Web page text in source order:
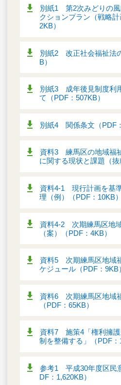
別紙1 第2次みどりの
クションプラン（戦略
2KB）
別紙2 改正社会福祉法
B）
別紙3 成年後見制度利
て（PDF：507KB）
別紙4 関係条文（PDF
資料3 練馬区の地域福
に関する現状と課題（抜
資料4-1 現行計画を基
理（例）（PDF：10KB）
資料4-2 次期練馬区地
（案）（PDF：4KB）
資料5 次期練馬区地域
ケジュール（PDF：9KB
資料6 次期練馬区地域
（PDF：65KB）
資料7 施策4「権利擁
制を整備する」（PDF：
参考1 平成30年度区民
DF：1,620KB）